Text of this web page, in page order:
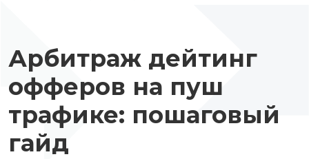
Арбитраж дейтинг
офферов на пуш
трафике: пошаговый
гайд